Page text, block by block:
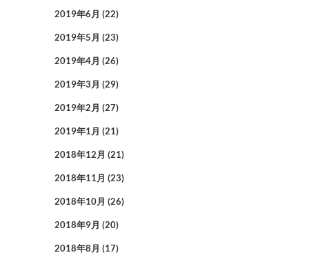
2019年6月 (22)
2019年5月 (23)
2019年4月 (26)
2019年3月 (29)
2019年2月 (27)
2019年1月 (21)
2018年12月 (21)
2018年11月 (23)
2018年10月 (26)
2018年9月 (20)
2018年8月 (17)